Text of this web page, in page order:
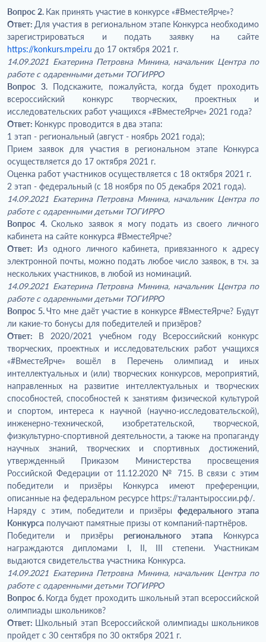
Вопрос 2. Как принять участие в конкурсе «#ВместеЯрче»?
Ответ: Для участия в региональном этапе Конкурса необходимо
зарегистрироваться и подать заявку на сайте
https://konkurs.mpei.ru до 17 октября 2021 г.
14.09.2021 Екатерина Петровна Минина, начальник Центра по
работе с одаренными детьми ТОГИРРО
Вопрос 3. Подскажите, пожалуйста, когда будет проходить
всероссийский конкурс творческих, проектных и
исследовательских работ учащихся «#ВместеЯрче» 2021 года?
Ответ: Конкурс проводится в два этапа:
1 этап - региональный (август - ноябрь 2021 года);
Прием заявок для участия в региональном этапе Конкурса
осуществляется до 17 октября 2021 г.
Оценка работ участников осуществляется с 18 октября 2021 г.
2 этап - федеральный (с 18 ноября по 05 декабря 2021 года).
14.09.2021 Екатерина Петровна Минина, начальник Центра по
работе с одаренными детьми ТОГИРРО
Вопрос 4.Сколько заявок я могу подать из своего личного
кабинета на сайте конкурса #ВместеЯрче?
Ответ: Из одного личного кабинета, привязанного к адресу
электронной почты, можно подать любое число заявок, в т.ч. за
нескольких участников, в любой из номинаций.
14.09.2021 Екатерина Петровна Минина, начальник Центра по
работе с одаренными детьми ТОГИРРО
Вопрос 5.Что мне даёт участие в конкурсе #ВместеЯрче? Будут
ли какие-то бонусы для победителей и призёров?
Ответ: В 2020/2021 учебном году Всероссийский конкурс
творческих, проектных и исследовательских работ учащихся
«#ВместеЯрче» вошёл в Перечень олимпиад и иных
интеллектуальных и (или) творческих конкурсов, мероприятий,
направленных на развитие интеллектуальных и творческих
способностей, способностей к занятиям физической культурой
и спортом, интереса к научной (научно-исследовательской),
инженерно-технической, изобретательской, творческой,
физкультурно-спортивной деятельности, а также на пропаганду
научных знаний, творческих и спортивных достижений,
утвержденный Приказом Министерства просвещения
Российской Федерации от 11.12.2020 № 715. В связи с этим
победители и призёры Конкурса имеют преференции,
описанные на федеральном ресурсе https://талантыроссии.рф/.
Наряду с этим, победители и призёры федерального этапа
Конкурса получают памятные призы от компаний-партнёров.
Победители и призёрырегионального этапа Конкурса
награждаются дипломами I, II, III степени. Участникам
выдаются свидетельства участника Конкурса.
14.09.2021 Екатерина Петровна Минина, начальник Центра по
работе с одаренными детьми ТОГИРРО
Вопрос 6. Когда будет проходить школьный этап всероссийской
олимпиады школьников?
Ответ: Школьный этап Всероссийской олимпиады школьников
пройдет с 30 сентября по 30 октября 2021 г.